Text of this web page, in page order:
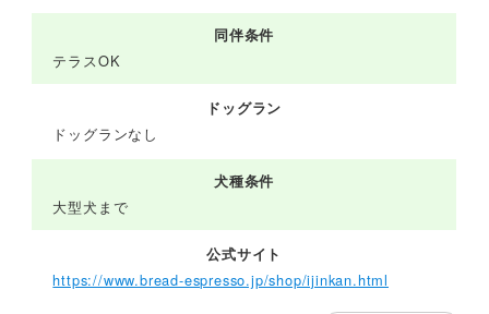
同伴条件
テラスOK
ドッグラン
ドッグランなし
犬種条件
大型犬まで
公式サイト
https://www.bread-espresso.jp/shop/ijinkan.html